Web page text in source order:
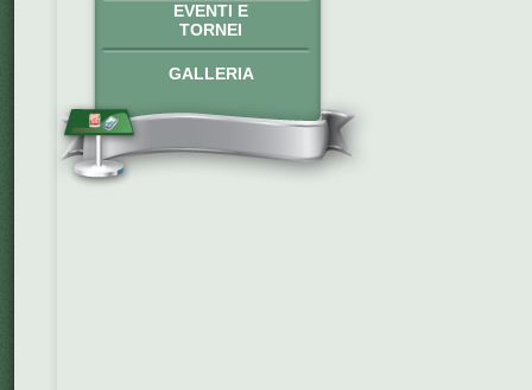
EVENTI E
TORNEI
GALLERIA